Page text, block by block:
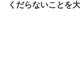
くだらないことを